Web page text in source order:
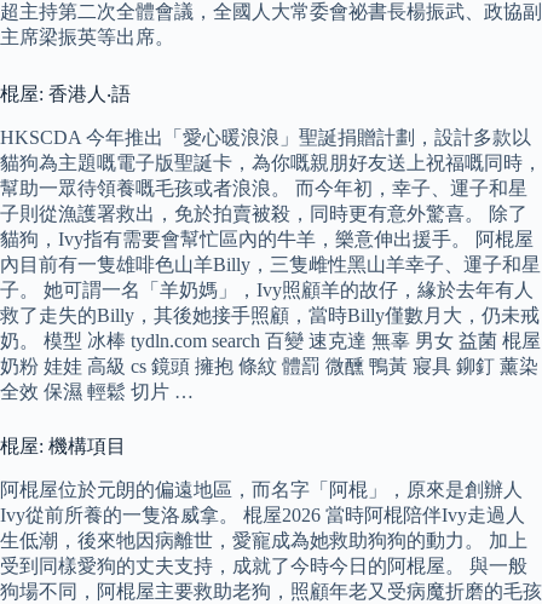
超主持第二次全體會議，全國人大常委會祕書長楊振武、政協副
主席梁振英等出席。
棍屋: 香港人‧語
HKSCDA 今年推出「愛心暖浪浪」聖誕捐贈計劃，設計多款以
貓狗為主題嘅電子版聖誕卡，為你嘅親朋好友送上祝福嘅同時，
幫助一眾待領養嘅毛孩或者浪浪。 而今年初，幸子、運子和星
子則從漁護署救出，免於拍賣被殺，同時更有意外驚喜。 除了
貓狗，Ivy指有需要會幫忙區內的牛羊，樂意伸出援手。 阿棍屋
內目前有一隻雄啡色山羊Billy，三隻雌性黑山羊幸子、運子和星
子。 她可謂一名「羊奶媽」，Ivy照顧羊的故仔，緣於去年有人
救了走失的Billy，其後她接手照顧，當時Billy僅數月大，仍未戒
奶。 模型 冰棒 tydln.com search 百變 速克達 無辜 男女 益菌 棍屋
奶粉 娃娃 高級 cs 鏡頭 擁抱 條紋 體罰 微醺 鴨黃 寢具 鉚釘 薰染
全效 保濕 輕鬆 切片 …
棍屋: 機構項目
阿棍屋位於元朗的偏遠地區，而名字「阿棍」，原來是創辦人
Ivy從前所養的一隻洛威拿。 棍屋2026 當時阿棍陪伴Ivy走過人
生低潮，後來牠因病離世，愛寵成為她救助狗狗的動力。 加上
受到同樣愛狗的丈夫支持，成就了今時今日的阿棍屋。 與一般
狗場不同，阿棍屋主要救助老狗，照顧年老又受病魔折磨的毛孩